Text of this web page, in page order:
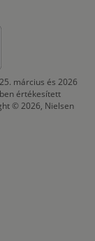
március és 2026
értékesített
© 2026, Nielsen